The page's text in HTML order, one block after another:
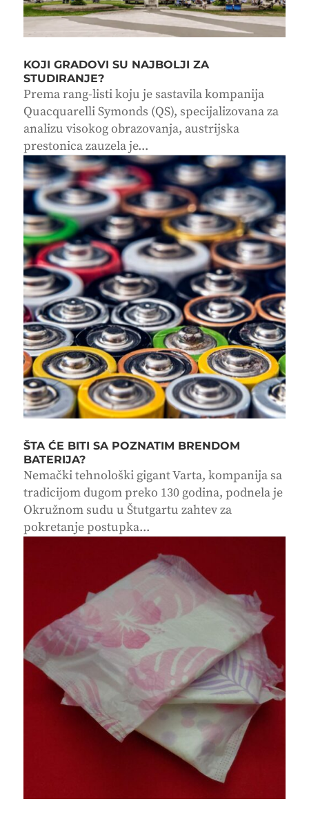
KOJI GRADOVI SU NAJBOLJI ZA
STUDIRANJE?
Prema rang-listi koju je sastavila kompanija
Quacquarelli Symonds (QS), specijalizovana za
analizu visokog obrazovanja, austrijska
prestonica zauzela je...
ŠTA ĆE BITI SA POZNATIM BRENDOM
BATERIJA?
Nemački tehnološki gigant Varta, kompanija sa
tradicijom dugom preko 130 godina, podnela je
Okružnom sudu u Štutgartu zahtev za
pokretanje postupka...